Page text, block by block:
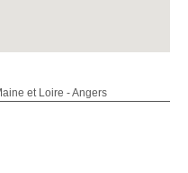
et Loire - Angers